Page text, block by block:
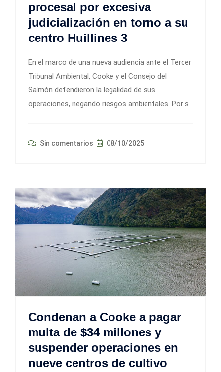
procesal por excesiva
judicialización en torno a su
centro Huillines 3
En el marco de una nueva audiencia ante el Tercer
Tribunal Ambiental, Cooke y el Consejo del
Salmón defendieron la legalidad de sus
operaciones, negando riesgos ambientales. Por s
Sin comentarios 08/10/2025
Condenan a Cooke a pagar
multa de $34 millones y
suspender operaciones en
nueve centros de cultivo